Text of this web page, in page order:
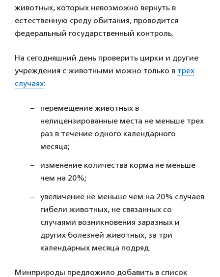
животных, которых невозможно вернуть в
естественную среду обитания, проводится
федеральный государственный контроль.
На сегодняшний день проверить цирки и другие
учреждения с животными можно только в трех
случаях:
перемещение животных в
нелицензированные места не меньше трех
раз в течение одного календарного
месяца;
изменение количества корма не меньше
чем на 20%;
увеличение не меньше чем на 20% случаев
гибели животных, не связанных со
случаями возникновения заразных и
других болезней животных, за три
календарных месяца подряд.
Минприроды предложило добавить в список